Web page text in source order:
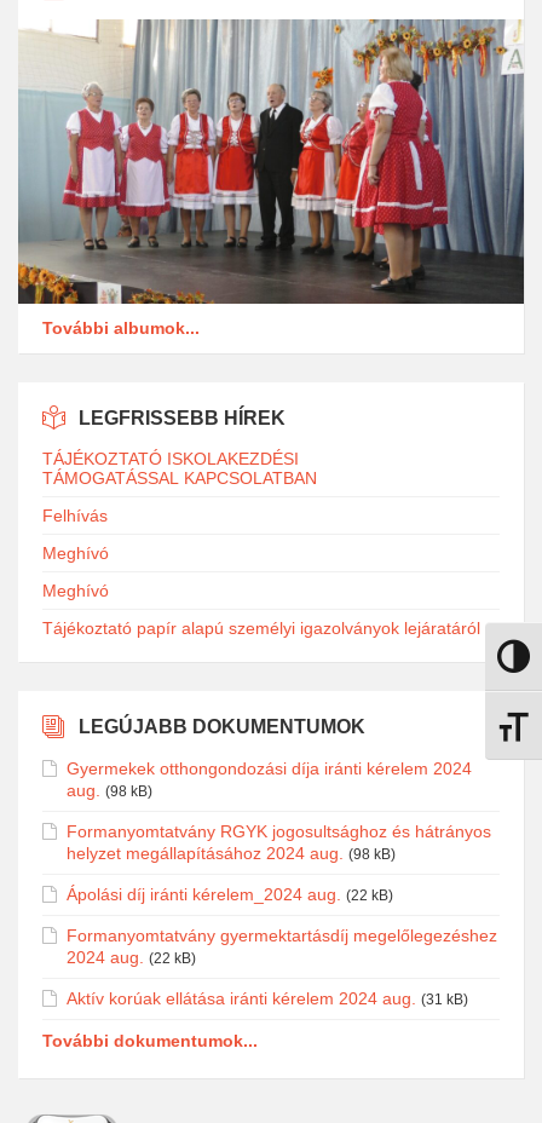
Nagy
További albumok...
LEGFRISSEBB HÍREK
TÁJÉKOZTATÓ ISKOLAKEZDÉSI
TÁMOGATÁSSAL KAPCSOLATBAN
Felhívás
Meghívó
Meghívó
Tájékoztató papír alapú személyi igazolványok lejáratáról
LEGÚJABB DOKUMENTUMOK
Gyermekek otthongondozási díja iránti kérelem 2024
aug.
(98 kB)
Formanyomtatvány RGYK jogosultsághoz és hátrányos
helyzet megállapításához 2024 aug.
(98 kB)
Ápolási díj iránti kérelem_2024 aug. (22 kB)
Formanyomtatvány gyermektartásdíj megelőlegezéshez
2024 aug.
(22 kB)
Aktív korúak ellátása iránti kérelem 2024 aug. (31 kB)
További dokumentumok...